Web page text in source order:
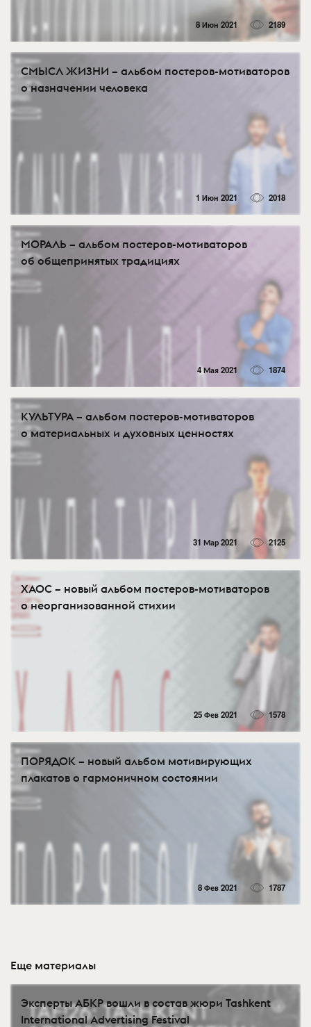
8 Июн 2021 2189
СМЫСЛ ЖИЗНИ – альбом постеров-мотиваторов
о назначении человека
1 Июн 2021 2018
МОРАЛЬ – альбом постеров-мотиваторов
об общепринятых традициях
4 Мая 2021 1874
КУЛЬТУРА – альбом постеров-мотиваторов
о материальных и духовных ценностях
31 Мар 2021 2125
ХАОС – новый альбом постеров-мотиваторов
о неорганизованной стихии
25 Фев 2021 1578
ПОРЯДОК – новый альбом мотивирующих
плакатов о гармоничном состоянии
8 Фев 2021 1787
Еще материалы
Эксперты АБКР вошли в состав жюри Tashkent
International Advertising Festival